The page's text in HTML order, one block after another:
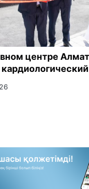
центре